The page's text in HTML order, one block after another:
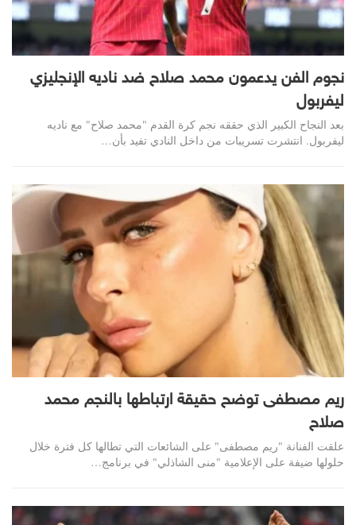
نجوم الفن يدعمون محمد صلاح ضد ناديه الإنجليزي
ليفربول
بعد النجاح الكبير الذي حققه نجم كرة القدم "محمد صلاح" مع ناديه
ليفربول. انتشرت تسريبات من داخل النادي تفيد بأن…
ريم مصطفى توضح حقيقة ارتباطها بالنجم محمد
صلاح
علقت الفنانة "ريم مصطفى" على الشائعات التي تطالها كل فترة خلال
حلولها ضيفة على الإعلامية "منى الشاذلي" في برنامج…